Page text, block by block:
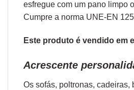
esfregue com um pano limpo
Cumpre a norma UNE-EN
Este produto é vendido em
Acrescente
Os sofás, poltronas, cadeiras,